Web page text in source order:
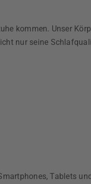
kommen. Unser
nur seine
Tablets